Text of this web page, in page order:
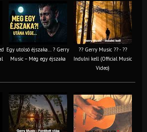
Egy utolsó éjszaka… ? Gerry
Music – Még egy éjszaka
?? Gerry Music ?? - ??
Indulni kell (Official Music
Video)